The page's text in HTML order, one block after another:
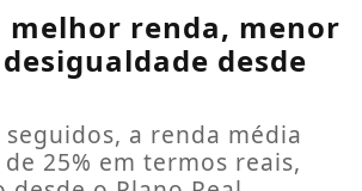
melhor renda, menor
desde
seguidos, a renda média
25% em termos reais,